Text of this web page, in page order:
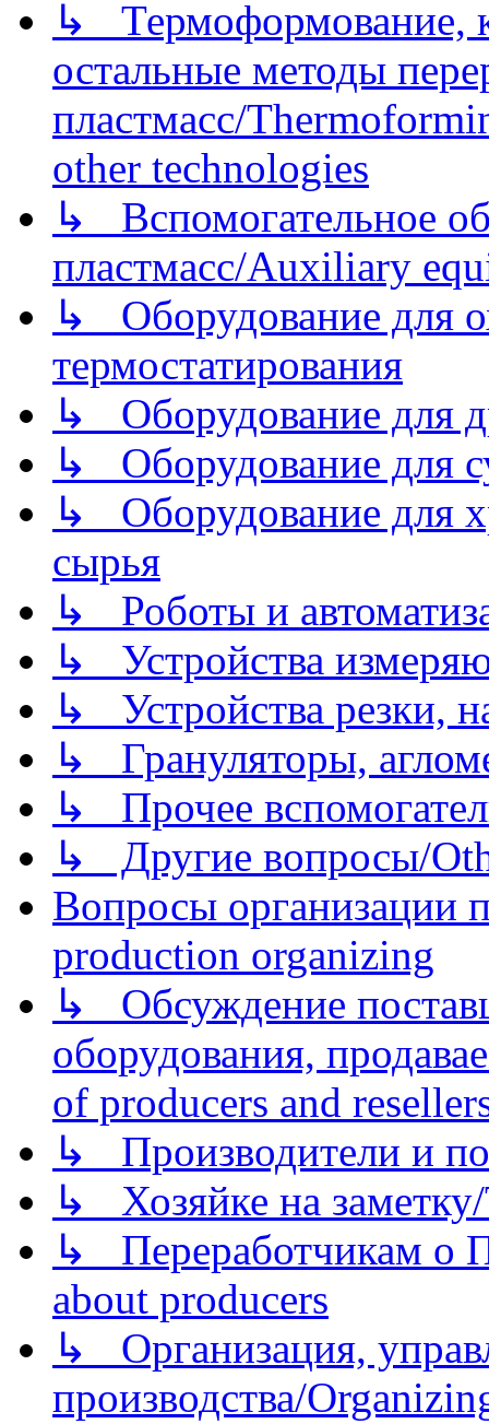
↳ Термоформование,
остальные методы
пластмасс/
other technologies
↳ Вспомогательное
пластмасс/Auxiliary
↳ Оборудование для
термостатирования
↳ Оборудование для
↳ Оборудование для
↳ Оборудование для
сырья
↳ Роботы и
↳ Устройства
↳ Устройства резки,
↳ Грануляторы,
↳ Прочее
↳ Другие вопросы/
Вопросы организации
production organizing
↳ Обсуждение
оборудования,
of producers and
↳ Производители и
↳ Хозяйке на
↳ Переработчикам о
about producers
↳ Организация,
производства/